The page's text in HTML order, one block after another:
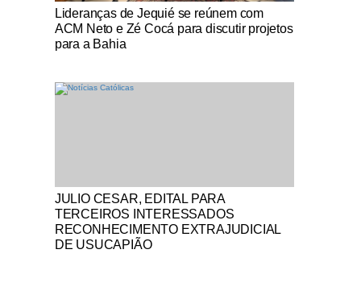
Notícias Católicas
Lideranças de Jequié se reúnem com
ACM Neto e Zé Cocá para discutir projetos
para a Bahia
Notícias Católicas
JULIO CESAR, EDITAL PARA
TERCEIROS INTERESSADOS
RECONHECIMENTO EXTRAJUDICIAL
DE USUCAPIÃO